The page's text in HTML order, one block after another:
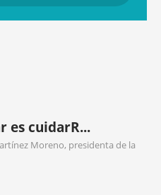
es cuidarR...
Moreno, presidenta de la